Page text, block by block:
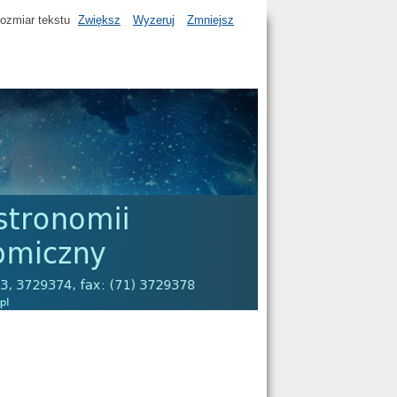
tekstu Zwiększ Wyzeruj Zmniejsz